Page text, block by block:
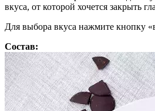
вкуса, от которой хочется закрыть
Для выбора вкуса нажмите кнопку
Состав: